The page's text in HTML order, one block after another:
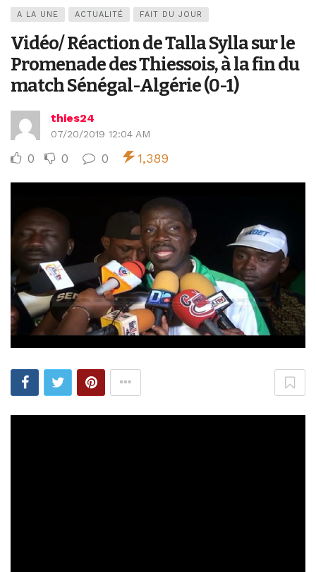
A LA UNE ACTUALITÉ FAIT DU JOUR
Vidéo/ Réaction de Talla Sylla sur le
Promenade des Thiessois, à la fin du
match Sénégal-Algérie (0-1)
thies24
07/20/2019 12:04 AM
0 0 0 1,389